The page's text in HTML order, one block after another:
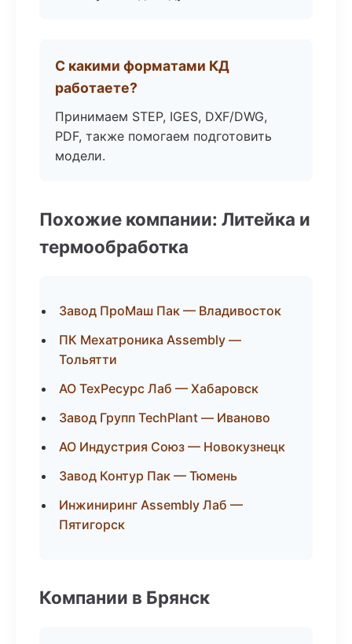
С какими форматами КД
работаете?
Принимаем STEP, IGES, DXF/DWG,
PDF, также помогаем подготовить
модели.
Похожие компании: Литейка и
термообработка
Завод ПроМаш Пак — Владивосток
ПК Мехатроника Assembly —
Тольятти
АО ТехРесурс Лаб — Хабаровск
Завод Групп TechPlant — Иваново
АО Индустрия Союз — Новокузнецк
Завод Контур Пак — Тюмень
Инжиниринг Assembly Лаб —
Пятигорск
Компании в Брянск